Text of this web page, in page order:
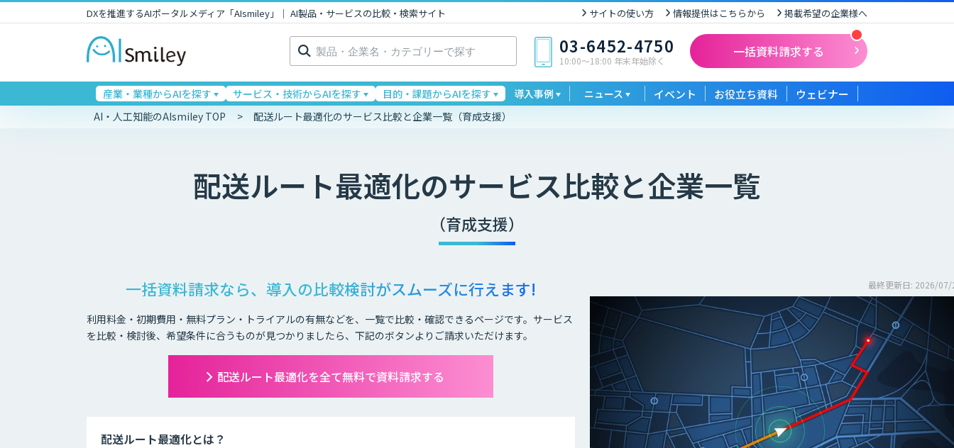
DXを推進するAIポータルメディア「AIsmiley」｜ AI製品・サービスの比較・検索サイト サイトの使い方 情報提供はこちらから 掲載希望の企業様へ
検
索: 03-6452-4750
10:00〜18:00 年末年始除く
一括資料請求する
産業・業種からAIを探す サービス・技術からAIを探す 目的・課題からAIを探す 導入事例 ニュース イベント お役立ち資料 ウェビナー
AI・人工知能のAIsmiley TOP 配送ルート最適化のサービス比較と企業一覧（育成支援）
配送ルート最適化のサービス比較と企業一覧
（育成支援）
一括資料請求なら、導入の比較検討がスムーズに行えます!
利用料金・初期費用・無料プラン・トライアルの有無などを、一覧で比較・確認できるページです。サービス
を比較・検討後、希望条件に合うものが見つかりましたら、下記のボタンよりご請求いただけます。
配送ルート最適化を全て無料で資料請求する
最終更新日: 2026/07/
配送ルート最適化とは？